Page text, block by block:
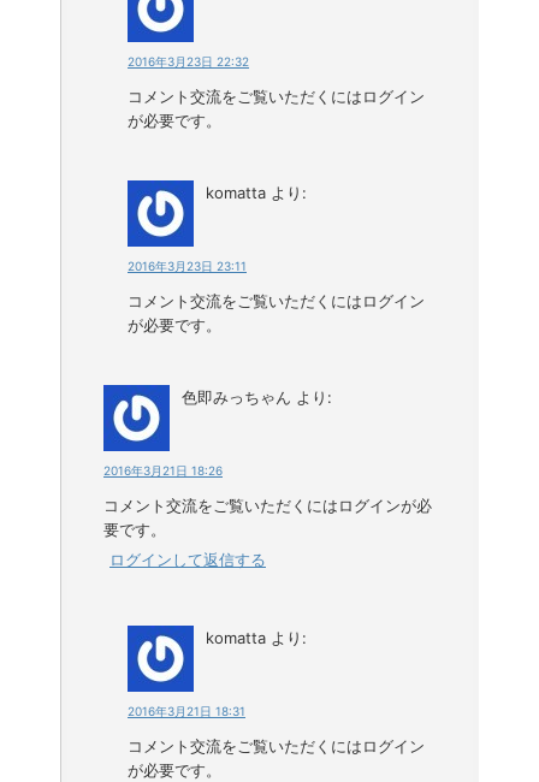
2016年3月23日 22:32
コメント交流をご覧いただくにはログイン
が必要です。
komatta より:
2016年3月23日 23:11
コメント交流をご覧いただくにはログイン
が必要です。
色即みっちゃん より:
2016年3月21日 18:26
コメント交流をご覧いただくにはログインが必
要です。
ログインして返信する
komatta より:
2016年3月21日 18:31
コメント交流をご覧いただくにはログイン
が必要です。